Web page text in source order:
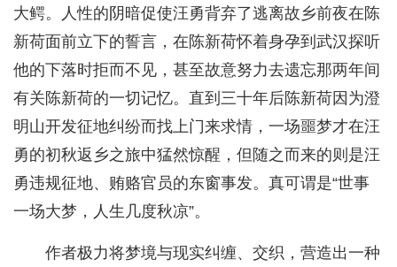
大鳄。人性的阴暗促使汪勇背弃了逃离故乡前夜在陈
新荷面前立下的誓言，在陈新荷怀着身孕到武汉探听
他的下落时拒而不见，甚至故意努力去遗忘那两年间
有关陈新荷的一切记忆。直到三十年后陈新荷因为澄
明山开发征地纠纷而找上门来求情，一场噩梦才在汪
勇的初秋返乡之旅中猛然惊醒，但随之而来的则是汪
勇违规征地、贿赂官员的东窗事发。真可谓是“世事
一场大梦，人生几度秋凉”。
作者极力将梦境与现实纠缠、交织，营造出一种